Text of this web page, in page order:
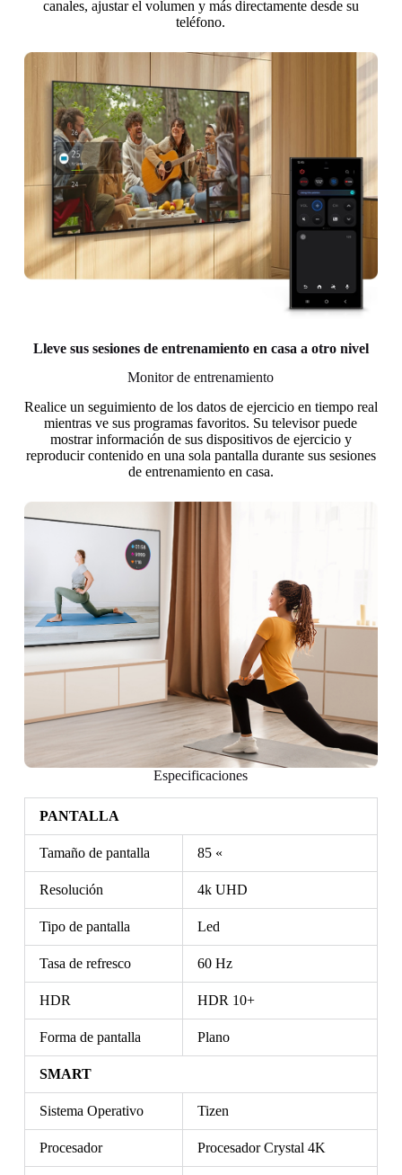
canales, ajustar el volumen y más directamente desde su
teléfono.
Lleve sus sesiones de entrenamiento en casa a otro nivel
Monitor de entrenamiento
Realice un seguimiento de los datos de ejercicio en tiempo real
mientras ve sus programas favoritos. Su televisor puede
mostrar información de sus dispositivos de ejercicio y
reproducir contenido en una sola pantalla durante sus sesiones
de entrenamiento en casa.
Especificaciones
PANTALLA
Tamaño de pantalla 85 «
Resolución 4k UHD
Tipo de pantalla Led
Tasa de refresco 60 Hz
HDR HDR 10+
Forma de pantalla Plano
SMART
Sistema Operativo Tizen
Procesador Procesador Crystal 4K